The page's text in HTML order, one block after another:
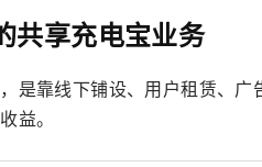
共享充电宝业务
是靠线下铺设、用户租赁、
益。